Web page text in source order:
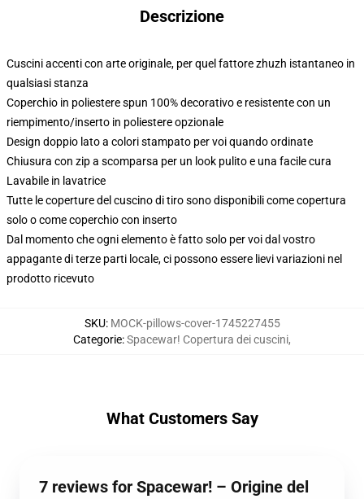
Descrizione
Cuscini accenti con arte originale, per quel fattore zhuzh istantaneo in
qualsiasi stanza
Coperchio in poliestere spun 100% decorativo e resistente con un
riempimento/inserto in poliestere opzionale
Design doppio lato a colori stampato per voi quando ordinate
Chiusura con zip a scomparsa per un look pulito e una facile cura
Lavabile in lavatrice
Tutte le coperture del cuscino di tiro sono disponibili come copertura
solo o come coperchio con inserto
Dal momento che ogni elemento è fatto solo per voi dal vostro
appagante di terze parti locale, ci possono essere lievi variazioni nel
prodotto ricevuto
SKU: MOCK-pillows-cover-1745227455
Categorie:Spacewar! Copertura dei cuscini,
What Customers Say
7 reviews for Spacewar! – Origine del